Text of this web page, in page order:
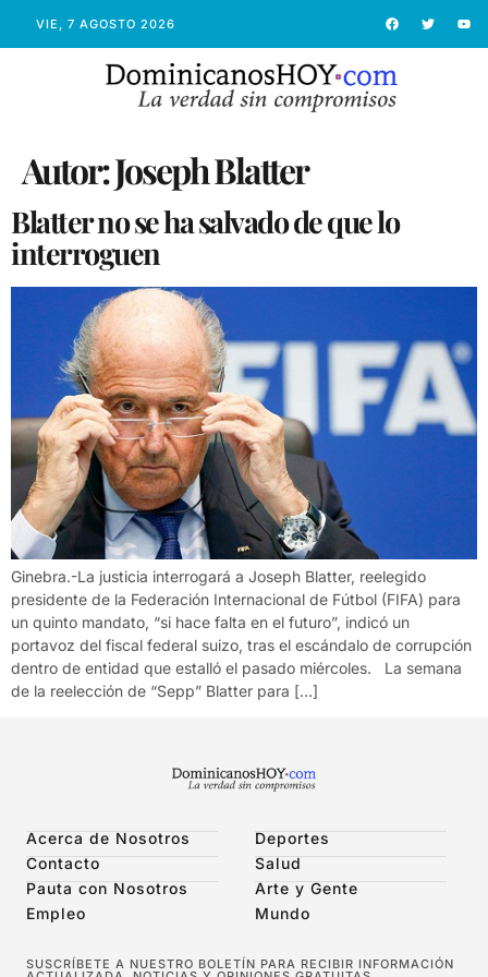
VIE, 7 AGOSTO 2026
Autor:Joseph Blatter
Blatter no se ha salvado de que lo
interroguen
Ginebra.-La justicia interrogará a Joseph Blatter, reelegido
presidente de la Federación Internacional de Fútbol (FIFA) para
un quinto mandato, “si hace falta en el futuro”, indicó un
portavoz del fiscal federal suizo, tras el escándalo de corrupción
dentro de entidad que estalló el pasado miércoles. La semana
de la reelección de “Sepp” Blatter para […]
Acerca de Nosotros
Contacto
Pauta con Nosotros
Empleo
Deportes
Salud
Arte y Gente
Mundo
SUSCRÍBETE A NUESTRO BOLETÍN PARA RECIBIR INFORMACIÓN